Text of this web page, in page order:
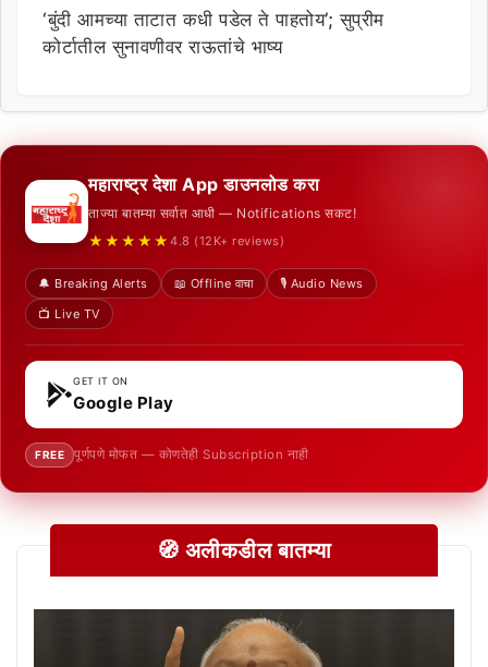
‘बुंदी आमच्या ताटात कधी पडेल ते पाहतोय’; सुप्रीम
कोर्टातील सुनावणीवर राऊतांचे भाष्य
महाराष्ट्र देशा App डाउनलोड करा
ताज्या बातम्या सर्वात आधी — Notifications सकट!
★★★★★ 4.8 (12K+ reviews)
🔔 Breaking Alerts 📖 Offline वाचा
🎙️ Audio News
📺 Live TV
GET IT ON
Google Play
FREE पूर्णपणे मोफत — कोणतेही Subscription नाही
🧭 अलीकडील बातम्या